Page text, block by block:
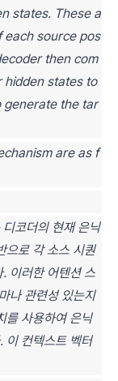
states. These a
each source pos
then com
hidden states to
generate the tar
are as f
코더의 현재 은닉
으로 각 소스 시퀀
이러한 어텐션 스
나 관련성 있는지
를 사용하여 은닉
이 컨텍스트 벡터